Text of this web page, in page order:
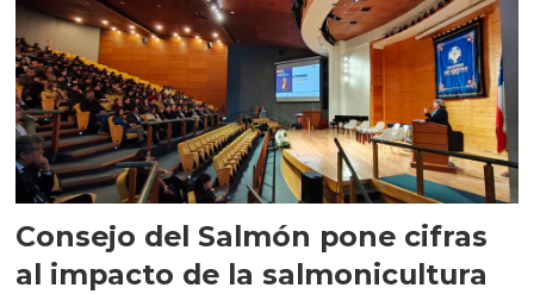
Consejo del Salmón pone cifras
al impacto de la salmonicultura